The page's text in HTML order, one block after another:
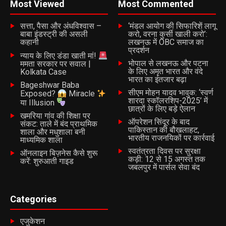
Most Viewed
सत्ता, पैसा और अंधविश्वास –
बाबा इंडस्ट्री की असली
कहानी
न्याय के लिए डंडा खाती मां!
ममता सरकार पर सवाल |
Kolkata Case
Bageshwar Baba
Exposed?
Miracle
या Illusion
खमरिया गांव की शिक्षा पर
संकट: ताले में बंद प्राथमिक
शाला और मधुशाला बनी
माध्यमिक शाला
ऑनलाइन बिज़नेस कैसे शुरू
करें: शुरुआती गाइड
Most Commented
‘मंडल आयोग की सिफारिशें लागू
करो, वरना कुर्सी खाली करो’:
लखनऊ में OBC समाज का
प्रदर्शन
भोपाल से लखनऊ और पटना
के लिए अमृत भारत और वंदे
भारत का इंतजार बढ़ा
सीएम मोहन यादव भावुक: ‘स्वर्ण
शारदा स्कॉलरशिप-2025’ में
छात्रों के लिए बड़े ऐलान
ऑपरेशन सिंदूर के बाद
पाकिस्तान की बौखलाहट,
भारतीय राजनयिकों पर कार्रवाई
स्वतंत्रता दिवस पर सुरक्षा
कड़ी: 12 से 15 अगस्त तक
जबलपुर में पार्सल सेवा बंद
Categories
एजुकेशन